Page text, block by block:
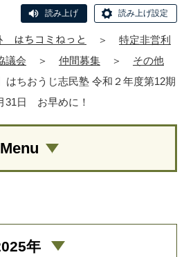
読み上げ 読み上げ設定
はちコミねっと ＞
特定非営利
議会
＞ 仲間募集 ＞
その他
はちおうじ志民塾 令和２年度第12期
31日 お早めに！
Menu
年